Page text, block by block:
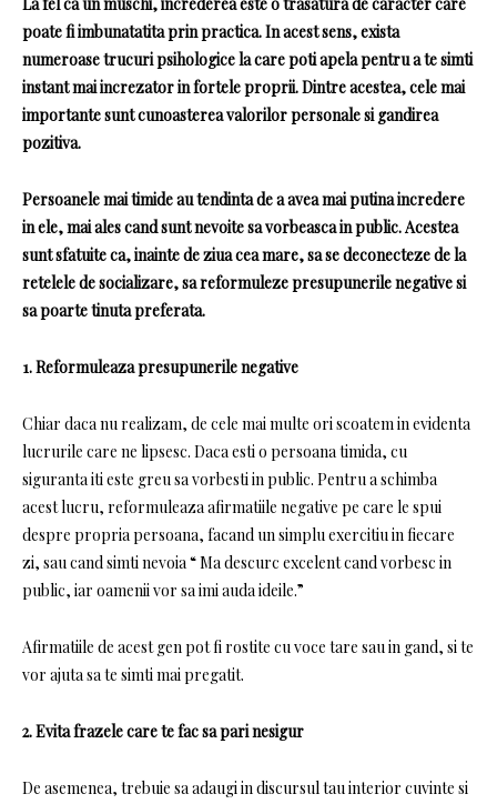
poate fi imbunatatita prin practica. In acest sens, exista
numeroase trucuri psihologice la care poti apela pentru a te simti
instant mai increzator in fortele proprii. Dintre acestea, cele mai
importante sunt cunoasterea valorilor personale si gandirea
pozitiva.
Persoanele mai timide au tendinta de a avea mai putina incredere
in ele, mai ales cand sunt nevoite sa vorbeasca in public. Acestea
sunt sfatuite ca, inainte de ziua cea mare, sa se deconecteze de la
retelele de socializare, sa reformuleze presupunerile negative si
sa poarte tinuta preferata.
1. Reformuleaza presupunerile negative
Chiar daca nu realizam, de cele mai multe ori scoatem in evidenta
lucrurile care ne lipsesc. Daca esti o persoana timida, cu
siguranta iti este greu sa vorbesti in public. Pentru a schimba
acest lucru, reformuleaza afirmatiile negative pe care le spui
despre propria persoana, facand un simplu exercitiu in fiecare
zi, sau cand simti nevoia “ Ma descurc excelent cand vorbesc in
public, iar oamenii vor sa imi auda ideile.”
Afirmatiile de acest gen pot fi rostite cu voce tare sau in gand, si te
vor ajuta sa te simti mai pregatit.
2. Evita frazele care te fac sa pari nesigur
De asemenea, trebuie sa adaugi in discursul tau interior cuvinte si